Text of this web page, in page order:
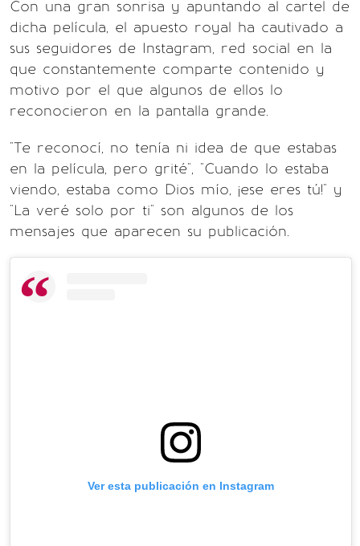
Con una gran sonrisa y apuntando al cartel de
dicha película, el apuesto royal ha cautivado a
sus seguidores de Instagram, red social en la
que constantemente comparte contenido y
motivo por el que algunos de ellos lo
reconocieron en la pantalla grande.
"Te reconocí, no tenía ni idea de que estabas
en la película, pero grité", "Cuando lo estaba
viendo, estaba como Dios mío, ¡ese eres tú!" y
"La veré solo por ti" son algunos de los
mensajes que aparecen su publicación.
Ver esta publicación en Instagram